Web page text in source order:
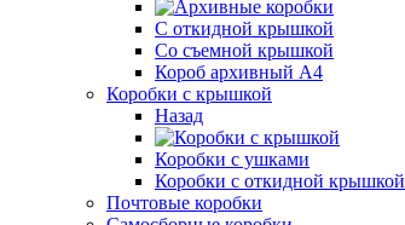
С откидной крышкой
Со съемной крышкой
Короб архивный А4
Коробки с крышкой
Назад
Коробки с ушками
Коробки с откидной крышкой
Почтовые коробки